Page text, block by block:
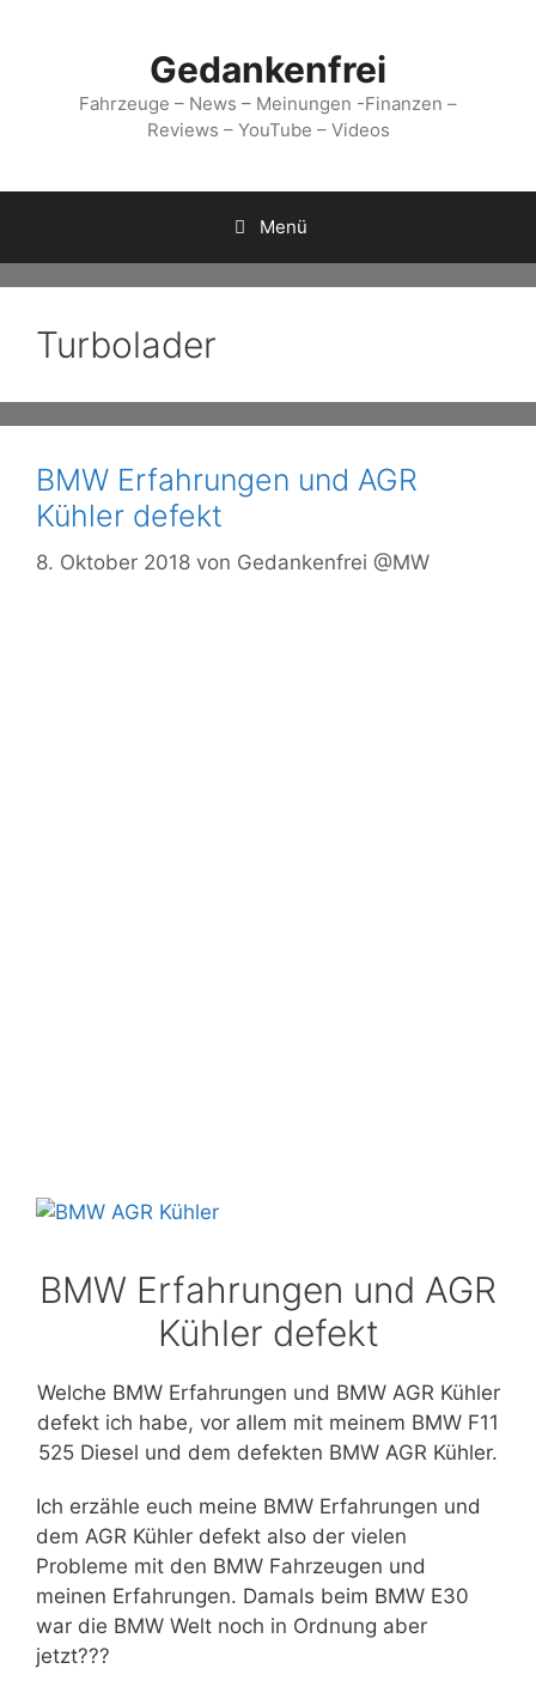
Gedankenfrei
Fahrzeuge – News – Meinungen -Finanzen –
Reviews – YouTube – Videos
Menü
Turbolader
BMW Erfahrungen und AGR
Kühler defekt
8. Oktober 2018 von Gedankenfrei @MW
BMW Erfahrungen und AGR
Kühler defekt
Welche BMW Erfahrungen und BMW AGR Kühler
defekt ich habe, vor allem mit meinem BMW F11
525 Diesel und dem defekten BMW AGR Kühler.
Ich erzähle euch meine BMW Erfahrungen und
dem AGR Kühler defekt also der vielen
Probleme mit den BMW Fahrzeugen und
meinen Erfahrungen. Damals beim BMW E30
war die BMW Welt noch in Ordnung aber
jetzt???